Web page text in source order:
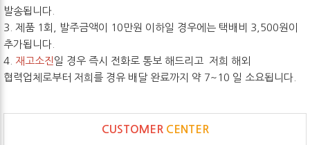
발송됩니다.
3. 제품 1회, 발주금액이 10만원 이하일 경우에는 택배비 3,500원이
추가됩니다.
4. 재고소진 일 경우 즉시 전화로 통보 해드리고 저희 해외
협력업체로부터 저희를 경유 배달 완료까지 약 7~10 일 소요됩니다.
CUSTOMER CENTER